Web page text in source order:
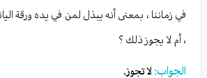
في زماننا ، بمعنى أنه يبذل لمن في يده ورقة
، أم لا يجوز ذلك ؟
الجواب: لا تجوز.